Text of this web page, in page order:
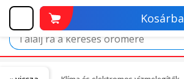
Kosárba